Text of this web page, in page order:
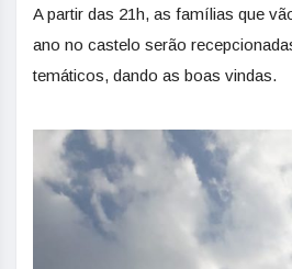
A partir das 21h, as famílias que
ano no castelo serão
temáticos, dando as boas vindas.